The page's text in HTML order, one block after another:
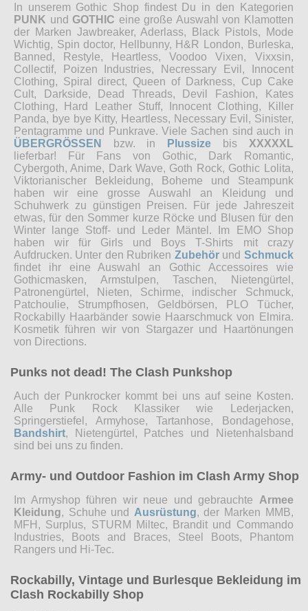
In unserem Gothic Shop findest Du in den Kategorien
PUNK und GOTHIC eine große Auswahl von Klamotten
der Marken Jawbreaker, Aderlass, Black Pistols, Mode
Wichtig, Spin doctor, Hellbunny, H&R London, Burleska,
Banned, Restyle, Heartless, Voodoo Vixen, Vixxsin,
Collectif, Poizen Industries, Necressary Evil, Innocent
Clothing, Spiral direct, Queen of Darkness, Cup Cake
Cult, Darkside, Dead Threads, Devil Fashion, Kates
Clothing, Hard Leather Stuff, Innocent Clothing, Killer
Panda, bye bye Kitty, Heartless, Necessary Evil, Sinister,
Pentagramme und Punkrave. Viele Sachen sind auch in
ÜBERGRÖSSEN
bzw. in Plussize bis XXXXXL
lieferbar! Für Fans von Gothic, Dark Romantic,
Cybergoth, Anime, Dark Wave, Goth Rock, Gothic Lolita,
Viktorianischer Bekleidung, Boheme und Steampunk
haben wir eine grosse Auswahl an Kleidung und
Schuhwerk zu günstigen Preisen. Für jede Jahreszeit
etwas, für den Sommer kurze Röcke und Blusen für den
Winter lange Stoff- und Leder Mäntel. Im EMO Shop
haben wir für Girls und Boys T-Shirts mit crazy
Aufdrucken. Unter den Rubriken Zubehörund Schmuck
findet ihr eine Auswahl an Gothic Accessoires wie
Gothicmasken, Armstulpen, Taschen, Nietengürtel,
Patronengürtel, Nieten, Schirme, indischer Schmuck,
Patchoulie, Strumpfhosen, Geldbörsen, PLO Tücher,
Rockabilly Haarbänder sowie Haarschmuck von Elmira.
Kosmetik führen wir von Stargazer und Haartönungen
von Directions.
Punks not dead! The Clash Punkshop
Auch der Punkrocker kommt bei uns auf seine Kosten.
Alle Punk Rock Klassiker wie Lederjacken,
Springerstiefel, Armyhose, Tartanhose, Bondagehose,
Bandshirt, Nietengürtel, Patches und Nietenhalsband
sind bei uns zu finden.
Army- und Outdoor Fashion im Clash Army Shop
Im Armyshop führen wir neue und gebrauchte Armee
Kleidung, Schuhe und Ausrüstung, der Marken MMB,
MFH, Surplus, STURM Miltec, Brandit und Commando
Industries, Boots and Braces, Steel Boots, Phantom
Rangers und Hi-Tec.
Rockabilly, Vintage und Burlesque Bekleidung im
Clash Rockabilly Shop